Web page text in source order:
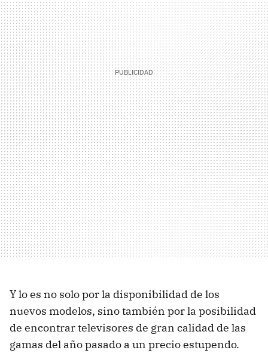
Y lo es no solo por la disponibilidad de los
nuevos modelos, sino también por la posibilidad
de encontrar televisores de gran calidad de las
gamas del año pasado a un precio estupendo.